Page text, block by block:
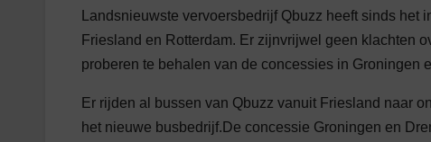
Landsnieuwste vervoersbedrijf Qbuzz heeft sinds
Friesland en Rotterdam. Er zijnvrijwel geen klachten
proberen te behalen van de concessies in Groningen
Er rijden al bussen van Qbuzz vanuit Friesland naar
het nieuwe busbedrijf.De concessie Groningen en